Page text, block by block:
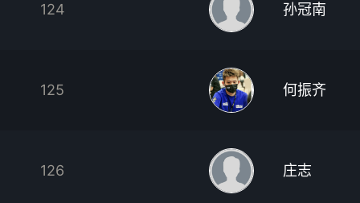
124 孙冠南
125 何振齐
126 庄志